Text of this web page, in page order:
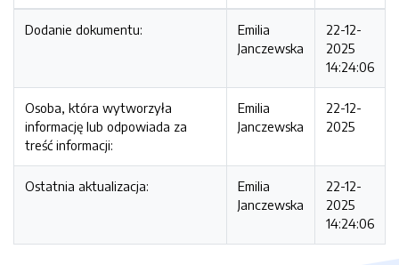
Dodanie dokumentu:
Emilia
Janczewska
22-12-
2025
14:24:06
Osoba, która wytworzyła
informację lub odpowiada za
treść informacji:
Emilia
Janczewska
22-12-
2025
Ostatnia aktualizacja:
Emilia
Janczewska
22-12-
2025
14:24:06